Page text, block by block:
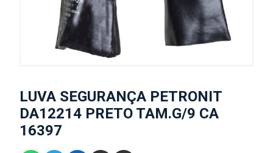
LUVA SEGURANÇA PETRONIT
DA12214 PRETO TAM.G/9 CA
16397